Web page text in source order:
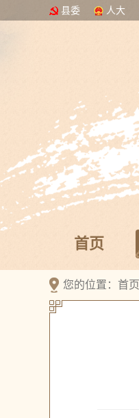
县委 人大
首页
您的位置： 首页